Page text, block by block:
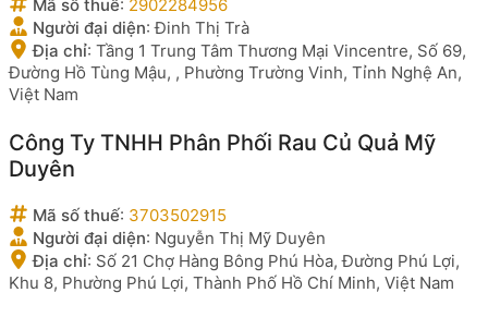
Mã số thuế: 2902284956
Người đại diện:Đinh Thị Trà
Địa chỉ: Tầng 1 Trung Tâm Thương Mại Vincentre, Số 69,
Đường Hồ Tùng Mậu, , Phường Trường Vinh, Tỉnh Nghệ An,
Việt Nam
Công Ty TNHH Phân Phối Rau Củ Quả Mỹ
Duyên
Mã số thuế: 3703502915
Người đại diện: Nguyễn Thị Mỹ Duyên
Địa chỉ: Số 21 Chợ Hàng Bông Phú Hòa, Đường Phú Lợi,
Khu 8, Phường Phú Lợi, Thành Phố Hồ Chí Minh, Việt Nam